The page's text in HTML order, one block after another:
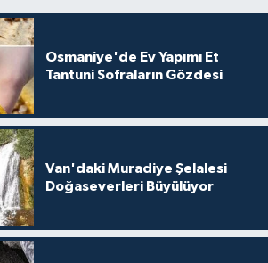
Osmaniye'de Ev Yapımı Et
Tantuni Sofraların Gözdesi
Van'daki Muradiye Şelalesi
Doğaseverleri Büyülüyor